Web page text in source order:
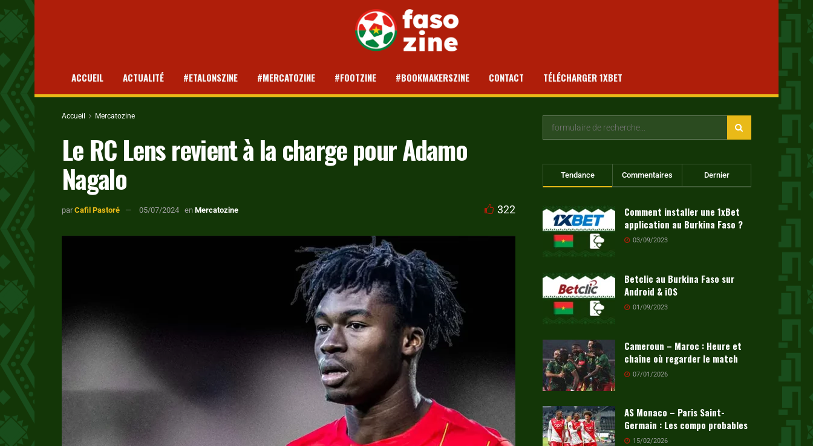
ACCUEIL ACTUALITÉ #ETALONSZINE #MERCATOZINE #FOOTZINE #BOOKMAKERSZINE CONTACT TÉLÉCHARGER 1XBET
Accueil Mercatozine
Le RC Lens revient à la charge pour Adamo
Nagalo
par Cafil Pastoré 05/07/2024 en Mercatozine 322
Tendance Commentaires Dernier
Comment installer une 1xBet
application au Burkina Faso ?
03/09/2023
Betclic au Burkina Faso sur
Android & iOS
01/09/2023
Cameroun – Maroc : Heure et
chaîne où regarder le match
07/01/2026
AS Monaco – Paris Saint-
Germain : Les compo probables
15/02/2026